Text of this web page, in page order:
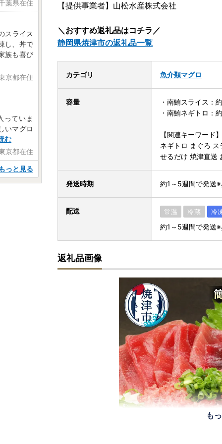
【提供事業者】山松水産株式会社
＼おすすめ返礼品はコチラ／
静岡県焼津市の返礼品一覧
カテゴリ 魚介類マグロ
容量
・南鮪スライス：
・南鮪ネギトロ：
【関連キーワード】
ネギトロ まぐろ
せるだけ 焼津直送
発送時期 約1～5週間で発送
配送 常温 冷蔵 冷
約1～5週間で発送
返礼品画像
も
葉県在住
スライス
し、丼で
族も喜び
京都在住
っていま
いマグロ
む
京都在住
っと見る